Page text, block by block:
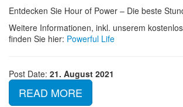
Entdecken Sie Hour of Power – Die beste
Weitere Informationen, inkl. unserem
finden Sie hier: Powerful Life
Post Date: 21. August 2021
READ MORE